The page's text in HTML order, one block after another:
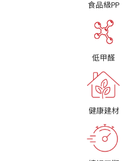
食品級PP
低甲醛
健康建材